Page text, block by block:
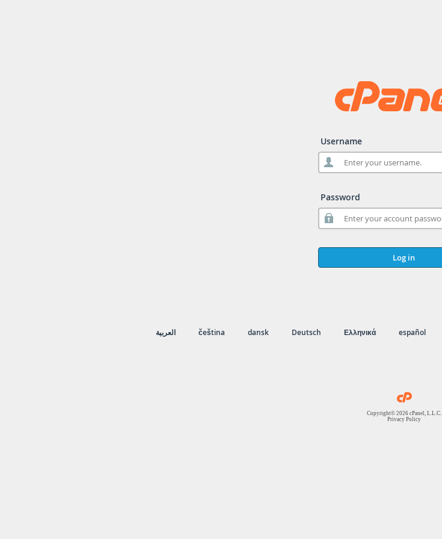
Username
Password
Log in
العربية čeština dansk Deutsch Ελληνικά español
Copyright© 2026 cPanel, L.L.C.
Privacy Policy